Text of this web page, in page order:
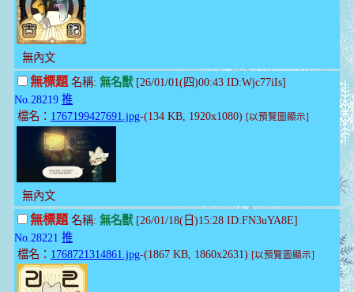
無內文
無標題名稱: 無名獸[26/01/01(四)00:43 ID:Wjc77iIs]
No.28219 推
檔名： 1767199427691.jpg-(134 KB, 1920x1080) [以預覽圖顯示]
無內文
無標題名稱: 無名獸[26/01/18(日)15:28 ID:FN3uYA8E]
No.28221 推
檔名： 1768721314861.jpg-(1867 KB, 1860x2631) [以預覽圖顯示]